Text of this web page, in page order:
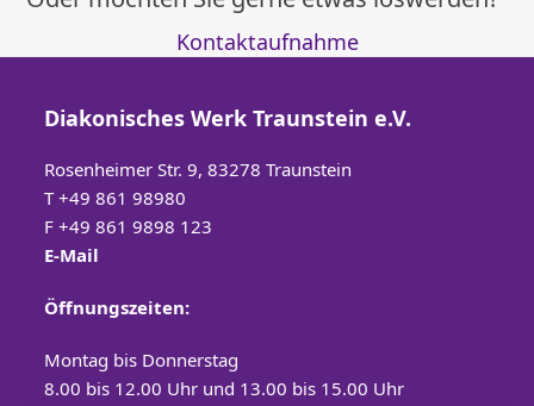
Kontaktaufnahme
Diakonisches Werk Traunstein e.V.
Rosenheimer Str. 9, 83278 Traunstein
T+49 861 98980
F +49 861 9898 123
E-Mail
Öffnungszeiten:
Montag bis Donnerstag
8.00 bis 12.00 Uhr und 13.00 bis 15.00 Uhr